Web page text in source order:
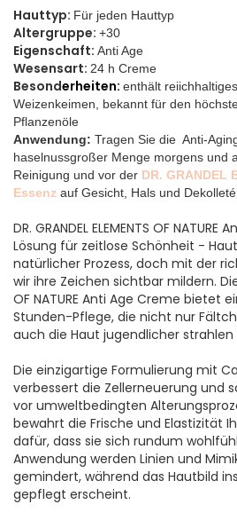
Hauttyp: Für jeden Hauttyp
Altergruppe: +30
Eigenschaft: Anti Age
Wesensart: 24 h Creme
Besonderheiten: enthält
Weizenkeimen, bekannt für den
Pflanzenöle
Anwendung: Tragen Sie die Anti-
haselnussgroßer Menge morgens und
Reinigung und vor der DR. GRANDEL
Essenz auf Gesicht, Hals und Dekolleté
DR. GRANDEL ELEMENTS OF
Lösung für zeitlose Schönheit -
natürlicher Prozess, doch mit der
wir ihre Zeichen sichtbar mildern. Die
OF NATURE Anti Age Creme bietet
Stunden-Pflege, die nicht nur
auch die Haut jugendlicher strahlen
Die einzigartige Formulierung mit
verbessert die Zellerneuerung und
vor umweltbedingten
bewahrt die Frische und Elastizität
dafür, dass sie sich rundum
Anwendung werden Linien und
gemindert, während das Hautbild
gepflegt erscheint.